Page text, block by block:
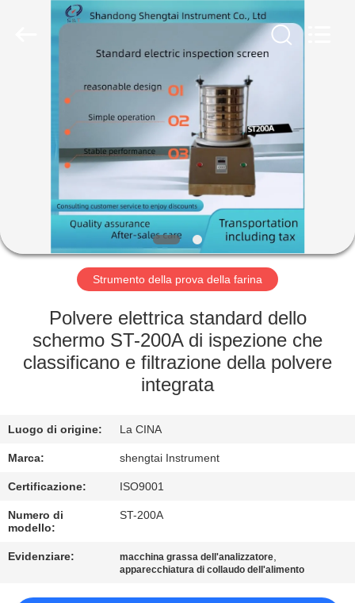
PRODOTTI
GIRO
FABBRICA
CONTROLLO
CONTATTICI
RICHIEDA
UNA
CITAZIONE
Strumento della prova della farina
Polvere elettrica standard dello
schermo ST-200A di ispezione che
classificano e filtrazione della polvere
integrata
Luogo di origine: La CINA
Marca: shengtai Instrument
Certificazione: ISO9001
Numero di
modello:
ST-200A
Evidenziare: macchina grassa dell'analizzatore,
apparecchiatura di collaudo dell'alimento